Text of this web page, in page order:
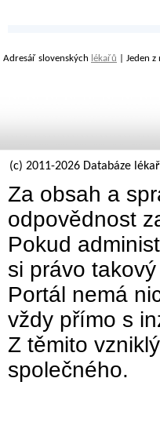
Adresář slovenských lékařů | Jeden
(c) 2011-2026 Databáze
Za obsah a
odpovědnost
Pokud
si právo
Portál nemá
vždy přímo s
Z těmito
společného.